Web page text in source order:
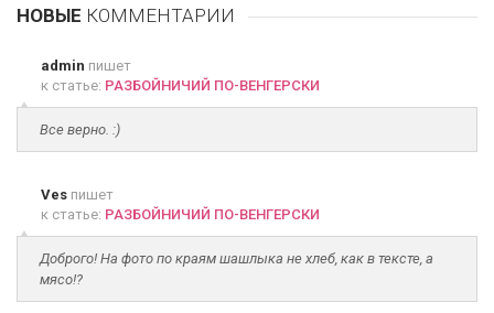
НОВЫЕ КОММЕНТАРИИ
admin пишет
к статье: РАЗБОЙНИЧИЙ ПО-ВЕНГЕРСКИ
Все верно. :)
Ves пишет
к статье: РАЗБОЙНИЧИЙ ПО-ВЕНГЕРСКИ
Доброго! На фото по краям шашлыка не хлеб, как в тексте, а
мясо!?